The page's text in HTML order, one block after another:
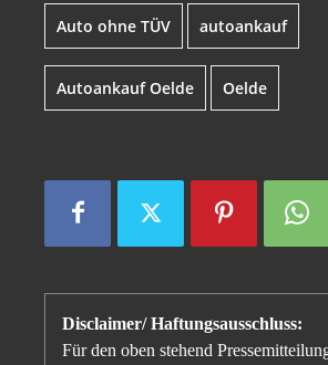
Auto ohne TÜV autoankauf
Autoankauf Oelde Oelde
Disclaimer/ Haftungsausschluss:
Für den oben stehend